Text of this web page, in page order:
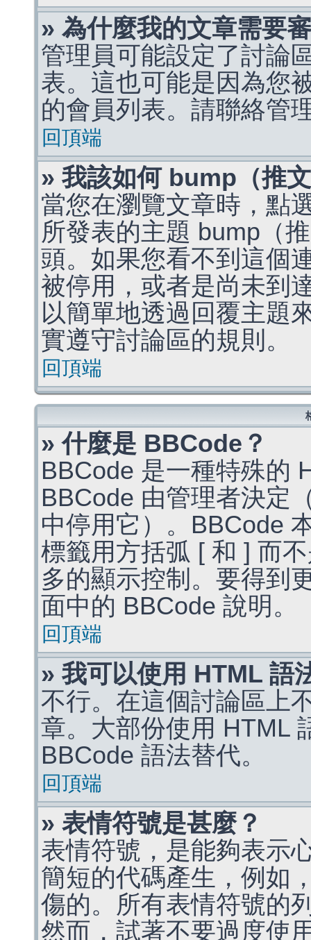
» 為什麼我的文章需要
管理員可能設定了討論
表。這也可能是因為您
的會員列表。請聯絡管
回頂端
» 我該如何 bump（推
當您在瀏覽文章時，點
所發表的主題 bump（
頭。如果您看不到這個
被停用，或者是尚未到
以簡單地透過回覆主題
實遵守討論區的規則。
回頂端
» 什麼是 BBCode？
BBCode 是一種特殊的
BBCode 由管理者決定
中停用它）。BBCode
標籤用方括弧 [ 和 ] 而
多的顯示控制。要得到
面中的 BBCode 說明。
回頂端
» 我可以使用 HTML 語
不行。在這個討論區上
章。大部份使用 HTML
BBCode 語法替代。
回頂端
» 表情符號是甚麼？
表情符號，是能夠表示
簡短的代碼產生，例如
傷的。所有表情符號的
然而，試著不要過度使